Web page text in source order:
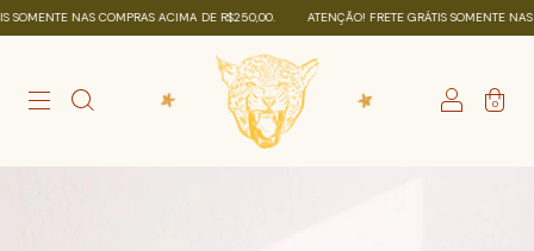
NAS COMPRAS ACIMA DE R$250,00. ATENÇÃO! FRETE GRÁTIS SOMENTE NAS
0